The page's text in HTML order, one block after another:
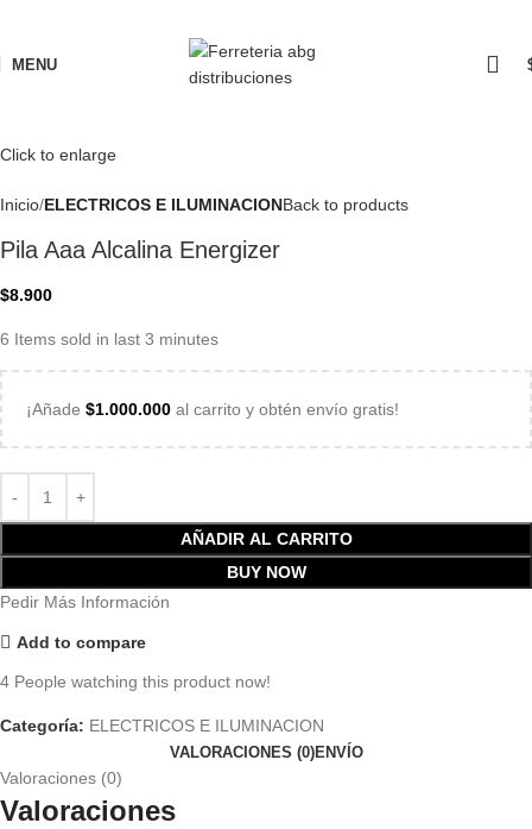
MENU
Click to enlarge
Inicio ELECTRICOS E ILUMINACIONBack to products
Pila Aaa Alcalina Energizer
$8.900
6 Items sold in last 3 minutes
¡Añade $1.000.000 al carrito y obtén envío gratis!
AÑADIR AL CARRITO
BUY NOW
Pedir Más Información
Add to compare
4 People watching this product now!
Categoría: ELECTRICOS E ILUMINACION
VALORACIONES (0)ENVÍO
Valoraciones (0)
Valoraciones